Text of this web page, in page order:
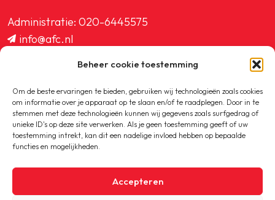
Beheer cookie toestemming
Om de beste ervaringen te bieden, gebruiken wij technologieën zoals cookies
om informatie over je apparaat op te slaan en/of te raadplegen. Door in te
stemmen met deze technologieën kunnen wij gegevens zoals surfgedrag of
unieke ID's op deze site verwerken. Als je geen toestemming geeft of uw
toestemming intrekt, kan dit een nadelige invloed hebben op bepaalde
functies en mogelijkheden.
Accepteren
Administratie: 020-6445575
info@afc.nl
ledenadministratie@afc.nl
Copyright © 2020-2026 AFC